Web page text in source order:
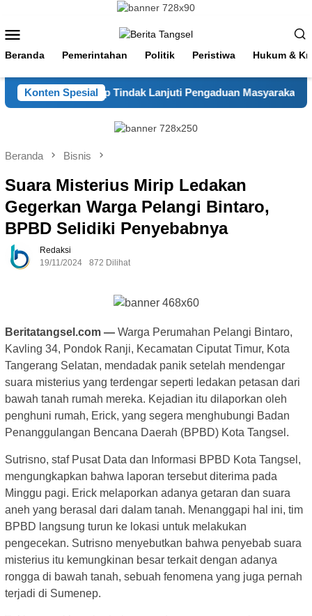
konten
Mobile
Beranda Pemerintahan Politik Peristiwa Hukum &
Konten Spesial
Pamulang Sigap Tindak Lanjuti Pengaduan Masyarakat
Beranda Bisnis
Suara Misterius Mirip Ledakan
Gegerkan Warga Pelangi Bintaro,
BPBD Selidiki Penyebabnya
Redaksi
19/11/2024
872 Dilihat
Beritatangsel.com — Warga Perumahan Pelangi Bintaro,
Kavling 34, Pondok Ranji, Kecamatan Ciputat Timur, Kota
Tangerang Selatan, mendadak panik setelah mendengar
suara misterius yang terdengar seperti ledakan petasan dari
bawah tanah rumah mereka. Kejadian itu dilaporkan oleh
penghuni rumah, Erick, yang segera menghubungi Badan
Penanggulangan Bencana Daerah (BPBD) Kota Tangsel.
Sutrisno, staf Pusat Data dan Informasi BPBD Kota Tangsel,
mengungkapkan bahwa laporan tersebut diterima pada
Minggu pagi. Erick melaporkan adanya getaran dan suara
aneh yang berasal dari dalam tanah. Menanggapi hal ini, tim
BPBD langsung turun ke lokasi untuk melakukan
pengecekan. Sutrisno menyebutkan bahwa penyebab suara
misterius itu kemungkinan besar terkait dengan adanya
rongga di bawah tanah, sebuah fenomena yang juga pernah
terjadi di Sumenep.